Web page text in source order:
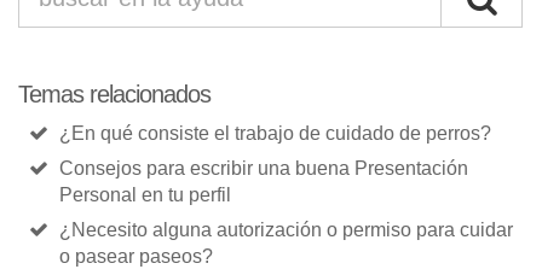
Temas relacionados
¿En qué consiste el trabajo de cuidado de perros?
Consejos para escribir una buena Presentación
Personal en tu perfil
¿Necesito alguna autorización o permiso para cuidar
o pasear paseos?